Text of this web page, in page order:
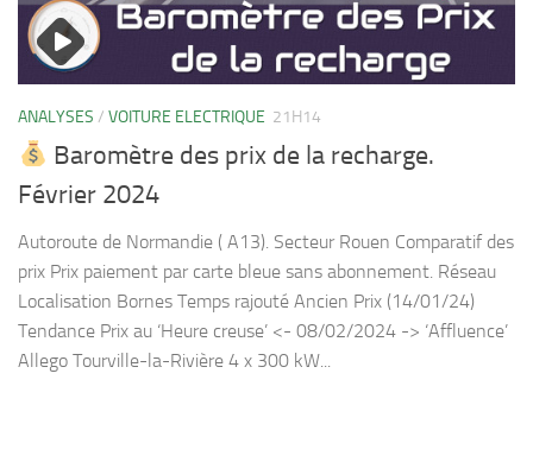
ANALYSES / VOITURE ELECTRIQUE 21H14
Baromètre des prix de la recharge.
Février 2024
Autoroute de Normandie ( A13). Secteur Rouen Comparatif des
prix Prix paiement par carte bleue sans abonnement. Réseau
Localisation Bornes Temps rajouté Ancien Prix (14/01/24)
Tendance Prix au ‘Heure creuse’ <- 08/02/2024 -> ‘Affluence’
Allego Tourville-la-Rivière 4 x 300 kW...